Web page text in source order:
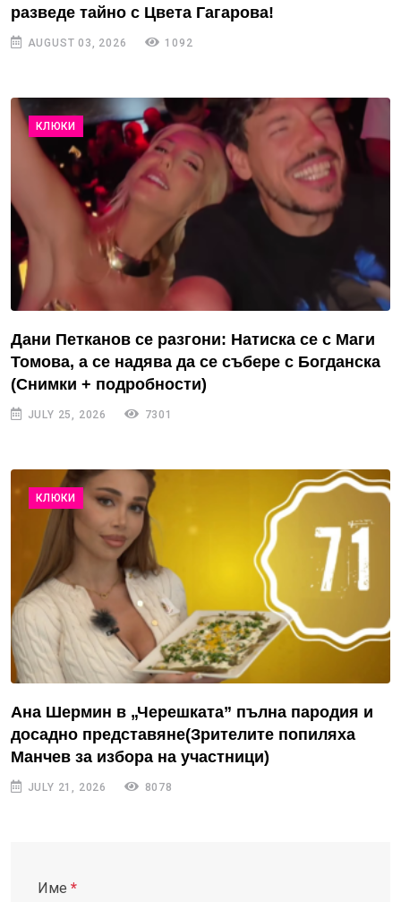
разведе тайно с Цвета Гагарова!
AUGUST 03, 2026 1092
КЛЮКИ
Дани Петканов се разгони: Натиска се с Маги
Томова, а се надява да се събере с Богданска
(Снимки + подробности)
JULY 25, 2026 7301
КЛЮКИ
Ана Шермин в „Черешката” пълна пародия и
досадно представяне(Зрителите попиляха
Манчев за избора на участници)
JULY 21, 2026 8078
Име *